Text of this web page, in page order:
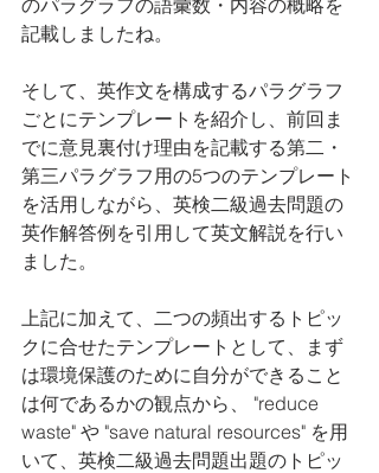
のパラグラフの語彙数・内容の概略を
記載しましたね。
そして、英作文を構成するパラグラフ
ごとにテンプレートを紹介し、前回ま
でに意見裏付け理由を記載する第二・
第三パラグラフ用の5つのテンプレート
を活用しながら、英検二級過去問題の
英作解答例を引用して英文解説を行い
ました。
上記に加えて、二つの頻出するトピッ
クに合せたテンプレートとして、まず
は環境保護のために自分ができること
は何であるかの観点から、 "reduce
waste" や "save natural resources" を用
いて、英検二級過去問題出題のトピッ